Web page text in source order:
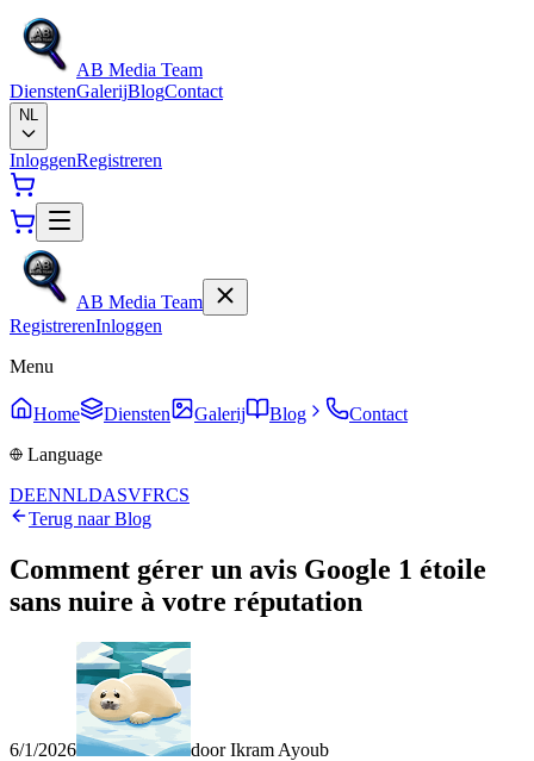
AB Media Team
DienstenGalerijBlogContact
NL
InloggenRegistreren
AB Media Team
RegistrerenInloggen
Menu
Home Diensten Galerij Blog
Contact
Language
DEENNLDASVFRCS
Terug naar Blog
Comment gérer un avis Google 1 étoile
sans nuire à votre réputation
6/1/2026 door Ikram Ayoub